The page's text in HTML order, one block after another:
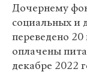
Дочернему
социальных и
переведено
оплачены
декабре 2022